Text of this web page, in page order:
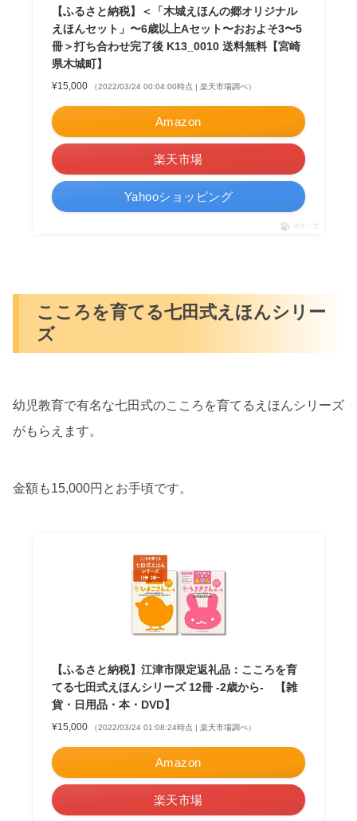
【ふるさと納税】＜「木城えほんの郷オリジナル
えほんセット」〜6歳以上Aセット〜おおよそ3〜5
冊＞打ち合わせ完了後 K13_0010 送料無料【宮崎
県木城町】
¥15,000 （2022/03/24 00:04:00時点 | 楽天市場調べ）
Amazon
楽天市場
Yahooショッピング
ポチップ
こころを育てる七田式えほんシリー
ズ
幼児教育で有名な七田式のこころを育てるえほんシリーズ
がもらえます。
金額も15,000円とお手頃です。
【ふるさと納税】江津市限定返礼品：こころを育
てる七田式えほんシリーズ 12冊 -2歳から- 【雑
貨・日用品・本・DVD】
¥15,000 （2022/03/24 01:08:24時点 | 楽天市場調べ）
Amazon
楽天市場